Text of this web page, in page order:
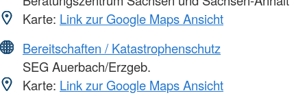
Karte: Link zur Google Maps Ansicht
Bereitschaften / Katastrophenschutz
SEG Auerbach/Erzgeb.
Karte: Link zur Google Maps Ansicht